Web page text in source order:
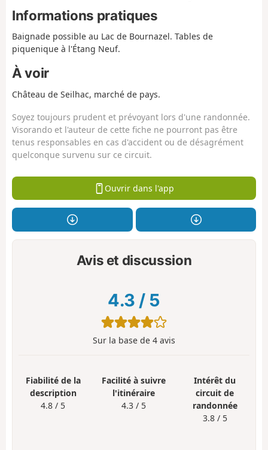
Informations pratiques
Baignade possible au Lac de Bournazel. Tables de
piquenique à l'Étang Neuf.
À voir
Château de Seilhac, marché de pays.
Soyez toujours prudent et prévoyant lors d'une randonnée.
Visorando et l'auteur de cette fiche ne pourront pas être
tenus responsables en cas d'accident ou de désagrément
quelconque survenu sur ce circuit.
Ouvrir dans l'app
Avis et discussion
4.3 / 5
Sur la base de 4 avis
Fiabilité de la
description
4.8 / 5
Facilité à suivre
l'itinéraire
4.3 / 5
Intérêt du
circuit de
randonnée
3.8 / 5